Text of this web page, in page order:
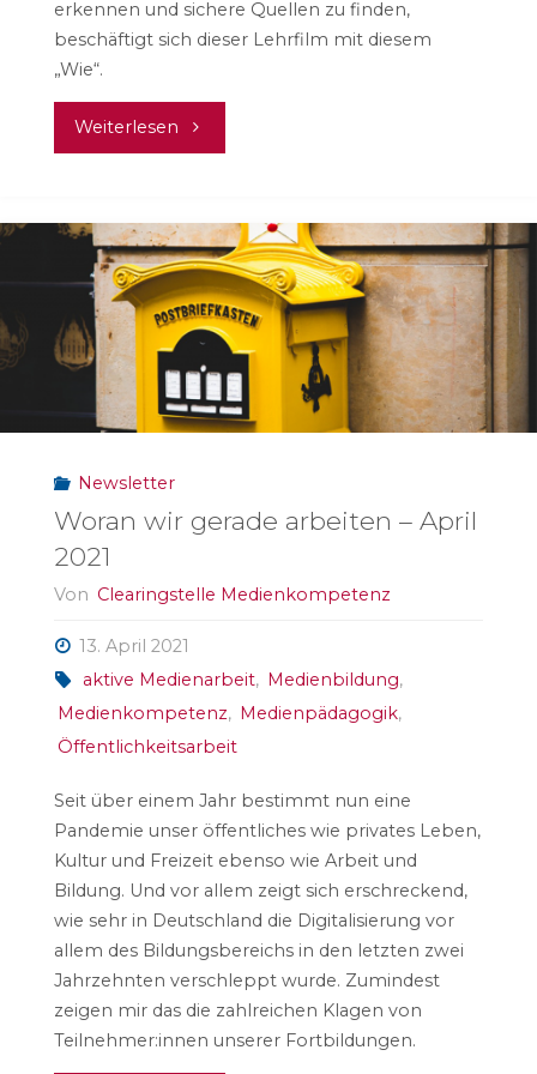
erkennen und sichere Quellen zu finden,
beschäftigt sich dieser Lehrfilm mit diesem
„Wie“.
Weiterlesen "Informationen
Netz
kompetent
beschaffen"
Newsletter
Woran wir gerade arbeiten – April
2021
Von Clearingstelle Medienkompetenz
13. April 2021
aktive Medienarbeit, Medienbildung,
Medienkompetenz, Medienpädagogik,
Öffentlichkeitsarbeit
Seit über einem Jahr bestimmt nun eine
Pandemie unser öffentliches wie privates Leben,
Kultur und Freizeit ebenso wie Arbeit und
Bildung. Und vor allem zeigt sich erschreckend,
wie sehr in Deutschland die Digitalisierung vor
allem des Bildungsbereichs in den letzten zwei
Jahrzehnten verschleppt wurde. Zumindest
zeigen mir das die zahlreichen Klagen von
Teilnehmer:innen unserer Fortbildungen.